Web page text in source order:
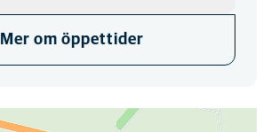
17:00
Mer om öppettider